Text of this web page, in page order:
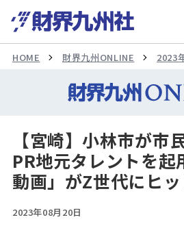
HOME 財界九州ONLINE 2023
【宮崎】小林市が市
PR地元タレントを起
動画」がZ世代にヒッ
2023年08月20日